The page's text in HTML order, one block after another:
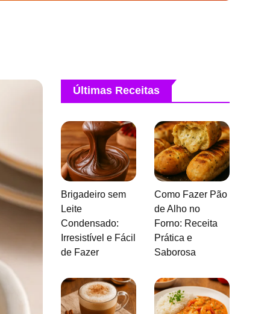
Últimas Receitas
Brigadeiro sem
Leite
Condensado:
Irresistível e Fácil
de Fazer
Como Fazer Pão
de Alho no
Forno: Receita
Prática e
Saborosa